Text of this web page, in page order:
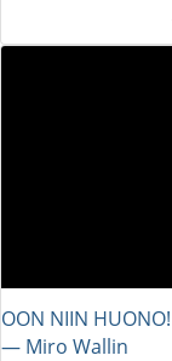
OON NIIN
― Miro Wallin